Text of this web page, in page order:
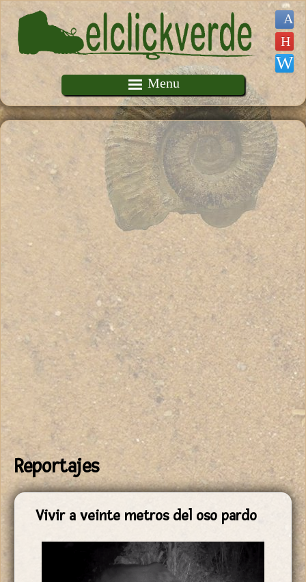
Pasar al contenido principal
Menu
Reportajes
Vivir a veinte metros del oso pardo
Páginas